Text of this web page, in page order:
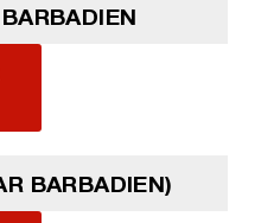
BARBADIEN)